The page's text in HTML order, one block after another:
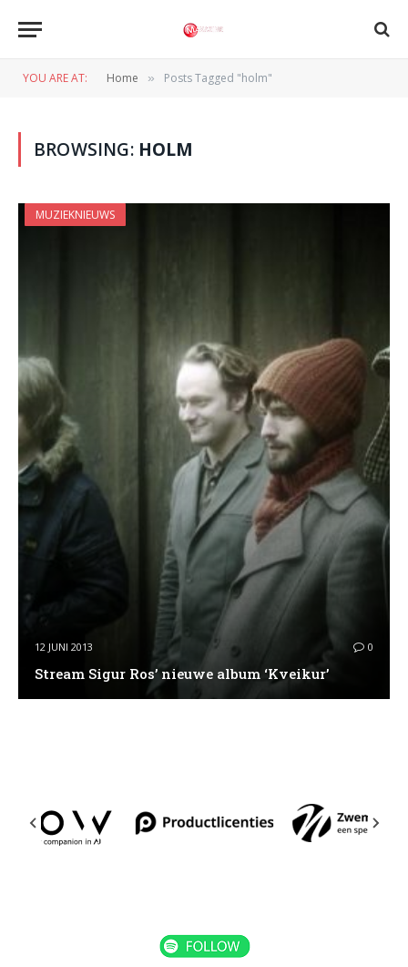
YOU ARE AT: Home » Posts Tagged "holm"
BROWSING: HOLM
MUZIEKNIEUWS
12 JUNI 2013 0
Stream Sigur Ros’ nieuwe album ‘Kveikur’